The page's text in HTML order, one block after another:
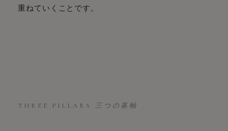
重ねていくことです。
THREE PILLARS 三つの基軸